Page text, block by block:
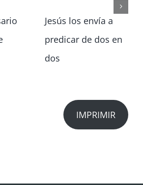
Jesús los envía a
predicar de dos en
dos
IMPRIMIR